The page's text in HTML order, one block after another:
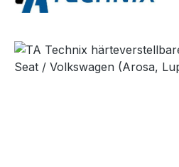
Bildergalerie überspringen